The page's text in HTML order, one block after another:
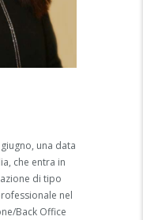
una data
che entra in
di tipo
nel
Back Office